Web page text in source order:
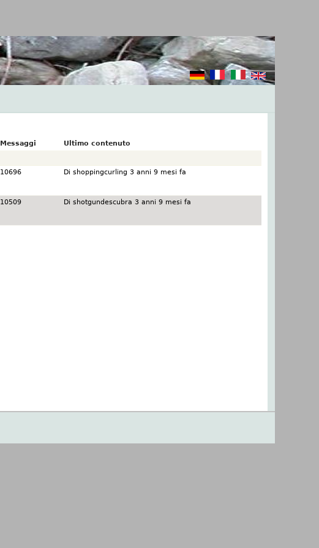
Messaggi
Ultimo contenuto
10696 Di shoppingcurling 3 anni 9 mesi fa
10509 Di shotgundescubra 3 anni 9 mesi fa